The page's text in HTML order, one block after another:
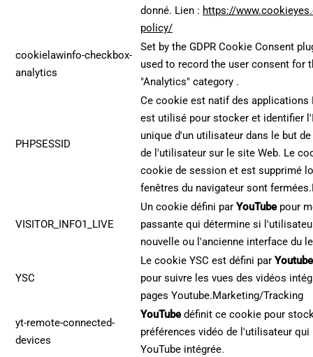
donné. Lien : https://
policy/
cookielawinfo-checkbox-
analytics
Set by the GDPR Cookie Consent
used to record the user consent for
"Analytics" category .
PHPSESSID
Ce cookie est natif des applications
est utilisé pour stocker et identifier
unique d'un utilisateur dans le but
de l'utilisateur sur le site Web. Le
cookie de session et est supprimé
fenêtres du navigateur sont
VISITOR_INFO1_LIVE
Un cookie défini par YouTubepour
passante qui détermine si
nouvelle ou l'ancienne interface du
YSC
Le cookie YSC est défini par
pour suivre les vues des vidéos
pages Youtube.Marketing/Tracking
yt-remote-connected-
devices
YouTubedéfinit ce cookie pour
préférences vidéo de l'utilisateur
YouTube intégrée.